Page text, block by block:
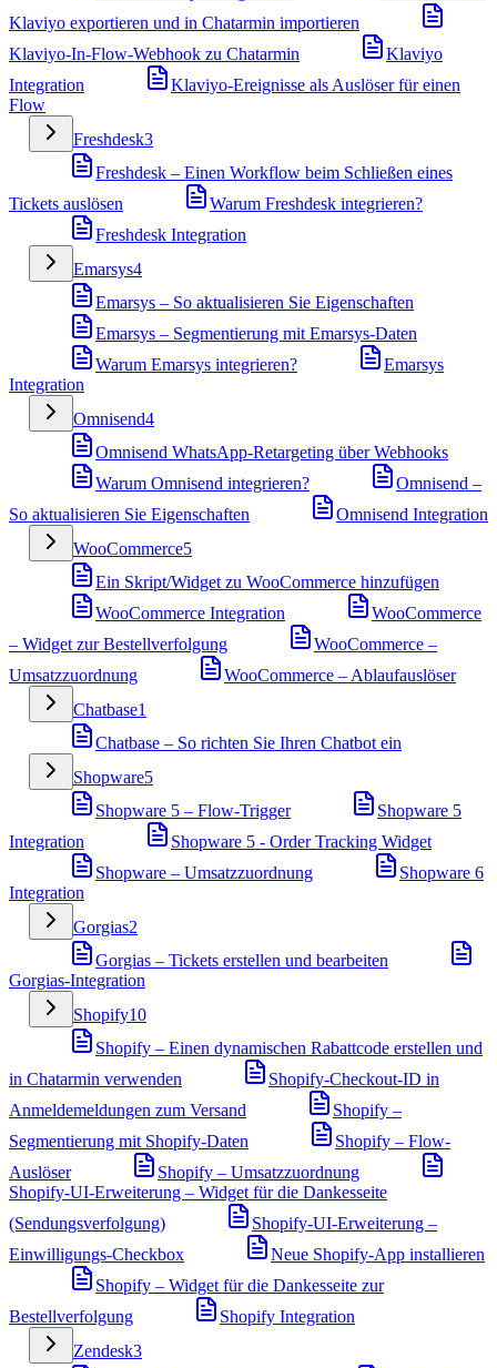
Klaviyo exportieren und in Chatarmin importieren
Klaviyo-In-Flow-Webhook zu Chatarmin
Klaviyo
Integration
Klaviyo-Ereignisse als Auslöser für einen
Flow
Freshdesk3
Freshdesk – Einen Workflow beim Schließen eines
Tickets auslösen
Warum Freshdesk integrieren?
Freshdesk Integration
Emarsys4
Emarsys – So aktualisieren Sie Eigenschaften
Emarsys – Segmentierung mit Emarsys-Daten
Warum Emarsys integrieren?
Emarsys
Integration
Omnisend4
Omnisend WhatsApp-Retargeting über Webhooks
Warum Omnisend integrieren?
Omnisend –
So aktualisieren Sie Eigenschaften
Omnisend Integration
WooCommerce5
Ein Skript/Widget zu WooCommerce hinzufügen
WooCommerce Integration
WooCommerce
– Widget zur Bestellverfolgung
WooCommerce –
Umsatzzuordnung
WooCommerce – Ablaufauslöser
Chatbase1
Chatbase – So richten Sie Ihren Chatbot ein
Shopware5
Shopware 5 – Flow-Trigger
Shopware 5
Integration
Shopware 5 - Order Tracking Widget
Shopware – Umsatzzuordnung
Shopware 6
Integration
Gorgias2
Gorgias – Tickets erstellen und bearbeiten
Gorgias-Integration
Shopify10
Shopify – Einen dynamischen Rabattcode erstellen und
in Chatarmin verwenden
Shopify-Checkout-ID in
Anmeldemeldungen zum Versand
Shopify –
Segmentierung mit Shopify-Daten
Shopify – Flow-
Auslöser
Shopify – Umsatzzuordnung
Shopify-UI-Erweiterung – Widget für die Dankesseite
(Sendungsverfolgung)
Shopify-UI-Erweiterung –
Einwilligungs-Checkbox
Neue Shopify-App installieren
Shopify – Widget für die Dankesseite zur
Bestellverfolgung
Shopify Integration
Zendesk3